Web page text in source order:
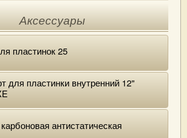
Аксессуары
пластинок 25
для пластинки внутренний 12"
антистатическая